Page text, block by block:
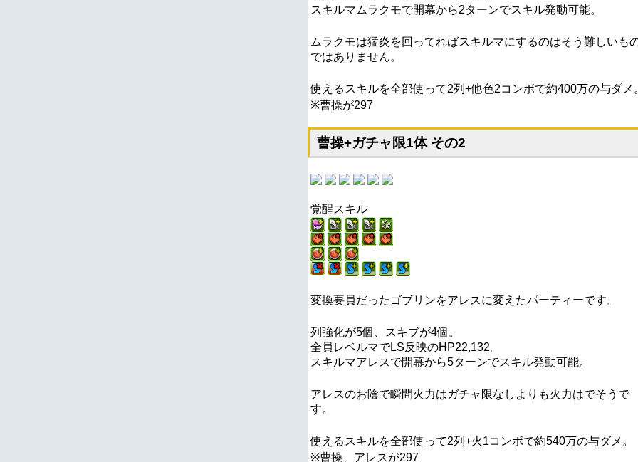
スキルマムラクモで開幕から2ターンでスキル発動可能。
ムラクモは猛炎を回ってればスキルマにするのはそう難しいも
ではありません。
使えるスキルを全部使って2列+他色2コンボで約400万の与ダメ
※曹操が297
曹操+ガチャ限1体 その2
覚醒スキル
変換要員だったゴブリンをアレスに変えたパーティーです。
列強化が5個、スキブが4個。
全員レベルマでLS反映のHP22,132。
スキルマアレスで開幕から5ターンでスキル発動可能。
アレスのお陰で瞬間火力はガチャ限なしよりも火力はでそうで
す。
使えるスキルを全部使って2列+火1コンボで約540万の与ダメ。
※曹操、アレスが297